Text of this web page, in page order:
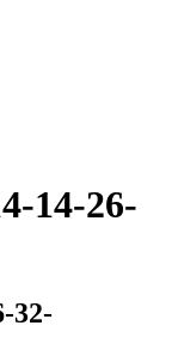
14-26-
32-